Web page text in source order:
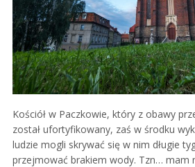
Kościół w Paczkowie, który z obawy
został ufortyfikowany, zaś w środku
ludzie mogli skrywać się w nim długie
przejmować brakiem wody. Tzn… mam